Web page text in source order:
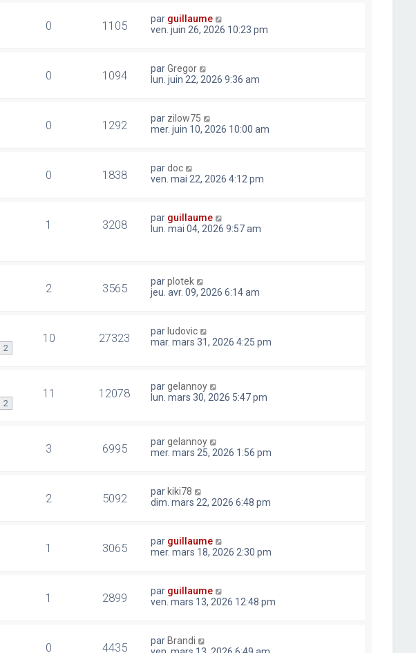
0 1105 par guillaume
ven. juin 26, 2026 10:23 pm
0 1094 parGregor
lun. juin 22, 2026 9:36 am
0 1292 par zilow75
mer. juin 10, 2026 10:00 am
0 1838 pardoc
ven. mai 22, 2026 4:12 pm
1 3208 par guillaume
lun. mai 04, 2026 9:57 am
2 3565 parplotek
jeu. avr. 09, 2026 6:14 am
2
10 27323 par ludovic
mar. mars 31, 2026 4:25 pm
2
11 12078 pargelannoy
lun. mars 30, 2026 5:47 pm
3 6995 pargelannoy
mer. mars 25, 2026 1:56 pm
2 5092 par kiki78
dim. mars 22, 2026 6:48 pm
1 3065 par guillaume
mer. mars 18, 2026 2:30 pm
1 2899 par guillaume
ven. mars 13, 2026 12:48 pm
0 4435 par Brandi